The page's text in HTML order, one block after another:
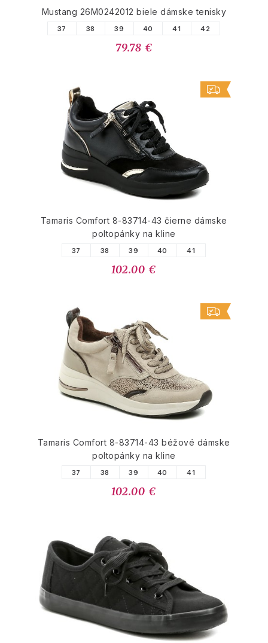
Mustang 26M0242012 biele dámske tenisky
37 38 39 40 41 42
79.78 €
Tamaris Comfort 8-83714-43 čierne dámske
poltopánky na kline
37 38 39 40 41
102.00 €
Tamaris Comfort 8-83714-43 béžové dámske
poltopánky na kline
37 38 39 40 41
102.00 €